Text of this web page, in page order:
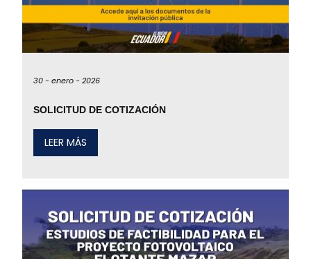
30 -enero -2026
SOLICITUD DE COTIZACIÓN
LEER MÁS